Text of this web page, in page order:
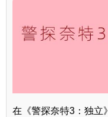
在《警探奈特3：独立